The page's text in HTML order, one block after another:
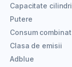
Capacitate
Putere
Consum combinat
Clasa de emisii
Adblue